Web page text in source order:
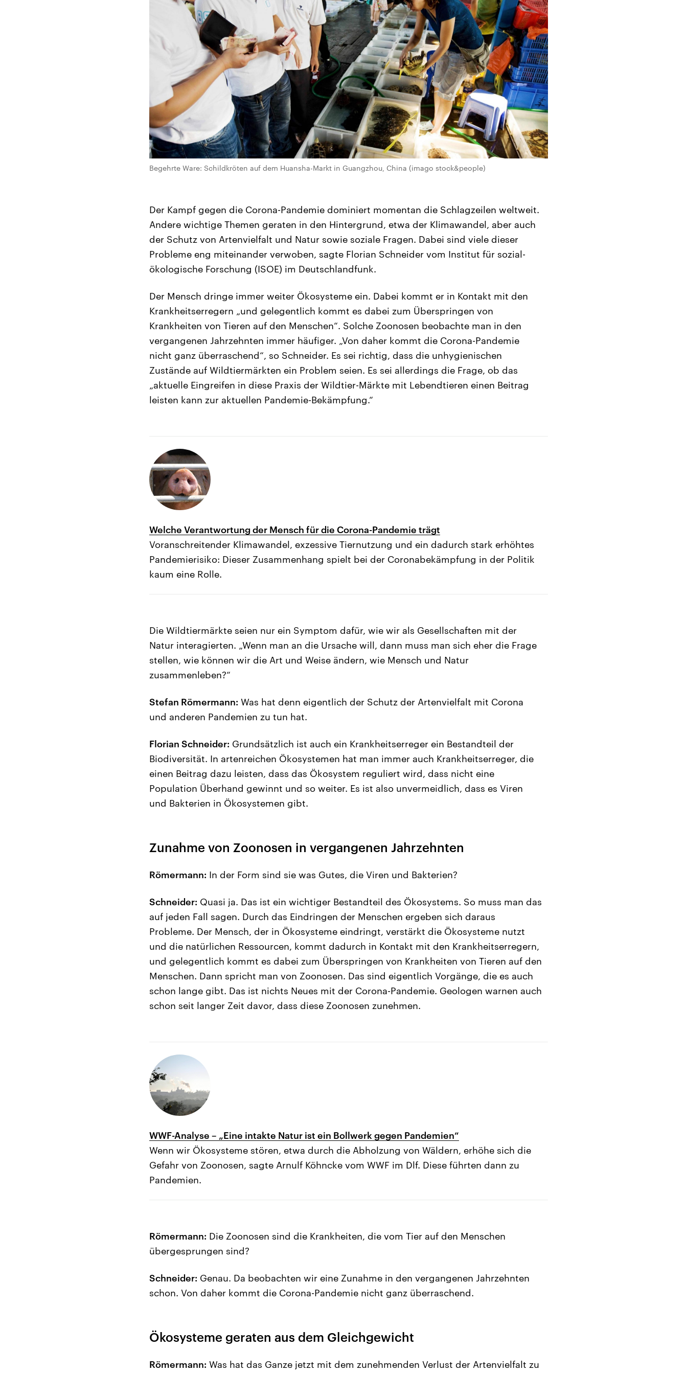
Begehrte Ware: Schildkröten auf dem Huansha-Markt in Guangzhou, China (imago stock&people)
Der Kampf gegen die Corona-Pandemie dominiert momentan die Schlagzeilen weltweit.
Andere wichtige Themen geraten in den Hintergrund, etwa der Klimawandel, aber auch
der Schutz von Artenvielfalt und Natur sowie soziale Fragen. Dabei sind viele dieser
Probleme eng miteinander verwoben, sagte Florian Schneider vom Institut für sozial-
ökologische Forschung (ISOE) im Deutschlandfunk.
Der Mensch dringe immer weiter Ökosysteme ein. Dabei kommt er in Kontakt mit den
Krankheitserregern „und gelegentlich kommt es dabei zum Überspringen von
Krankheiten von Tieren auf den Menschen“. Solche Zoonosen beobachte man in den
vergangenen Jahrzehnten immer häufiger. „Von daher kommt die Corona-Pandemie
nicht ganz überraschend“, so Schneider. Es sei richtig, dass die unhygienischen
Zustände auf Wildtiermärkten ein Problem seien. Es sei allerdings die Frage, ob das
„aktuelle Eingreifen in diese Praxis der Wildtier-Märkte mit Lebendtieren einen Beitrag
leisten kann zur aktuellen Pandemie-Bekämpfung.“
Welche Verantwortung der Mensch für die Corona-Pandemie trägt
Voranschreitender Klimawandel, exzessive Tiernutzung und ein dadurch stark erhöhtes
Pandemierisiko: Dieser Zusammenhang spielt bei der Coronabekämpfung in der Politik
kaum eine Rolle.
Die Wildtiermärkte seien nur ein Symptom dafür, wie wir als Gesellschaften mit der
Natur interagierten. „Wenn man an die Ursache will, dann muss man sich eher die Frage
stellen, wie können wir die Art und Weise ändern, wie Mensch und Natur
zusammenleben?“
Stefan Römermann: Was hat denn eigentlich der Schutz der Artenvielfalt mit Corona
und anderen Pandemien zu tun hat.
Florian Schneider: Grundsätzlich ist auch ein Krankheitserreger ein Bestandteil der
Biodiversität. In artenreichen Ökosystemen hat man immer auch Krankheitserreger, die
einen Beitrag dazu leisten, dass das Ökosystem reguliert wird, dass nicht eine
Population Überhand gewinnt und so weiter. Es ist also unvermeidlich, dass es Viren
und Bakterien in Ökosystemen gibt.
Zunahme von Zoonosen in vergangenen Jahrzehnten
Römermann: In der Form sind sie was Gutes, die Viren und Bakterien?
Schneider: Quasi ja. Das ist ein wichtiger Bestandteil des Ökosystems. So muss man das
auf jeden Fall sagen. Durch das Eindringen der Menschen ergeben sich daraus
Probleme. Der Mensch, der in Ökosysteme eindringt, verstärkt die Ökosysteme nutzt
und die natürlichen Ressourcen, kommt dadurch in Kontakt mit den Krankheitserregern,
und gelegentlich kommt es dabei zum Überspringen von Krankheiten von Tieren auf den
Menschen. Dann spricht man von Zoonosen. Das sind eigentlich Vorgänge, die es auch
schon lange gibt. Das ist nichts Neues mit der Corona-Pandemie. Geologen warnen auch
schon seit langer Zeit davor, dass diese Zoonosen zunehmen.
WWF-Analyse – „Eine intakte Natur ist ein Bollwerk gegen Pandemien“
Wenn wir Ökosysteme stören, etwa durch die Abholzung von Wäldern, erhöhe sich die
Gefahr von Zoonosen, sagte Arnulf Köhncke vom WWF im Dlf. Diese führten dann zu
Pandemien.
Römermann: Die Zoonosen sind die Krankheiten, die vom Tier auf den Menschen
übergesprungen sind?
Schneider: Genau. Da beobachten wir eine Zunahme in den vergangenen Jahrzehnten
schon. Von daher kommt die Corona-Pandemie nicht ganz überraschend.
Ökosysteme geraten aus dem Gleichgewicht
Römermann: Was hat das Ganze jetzt mit dem zunehmenden Verlust der Artenvielfalt zu